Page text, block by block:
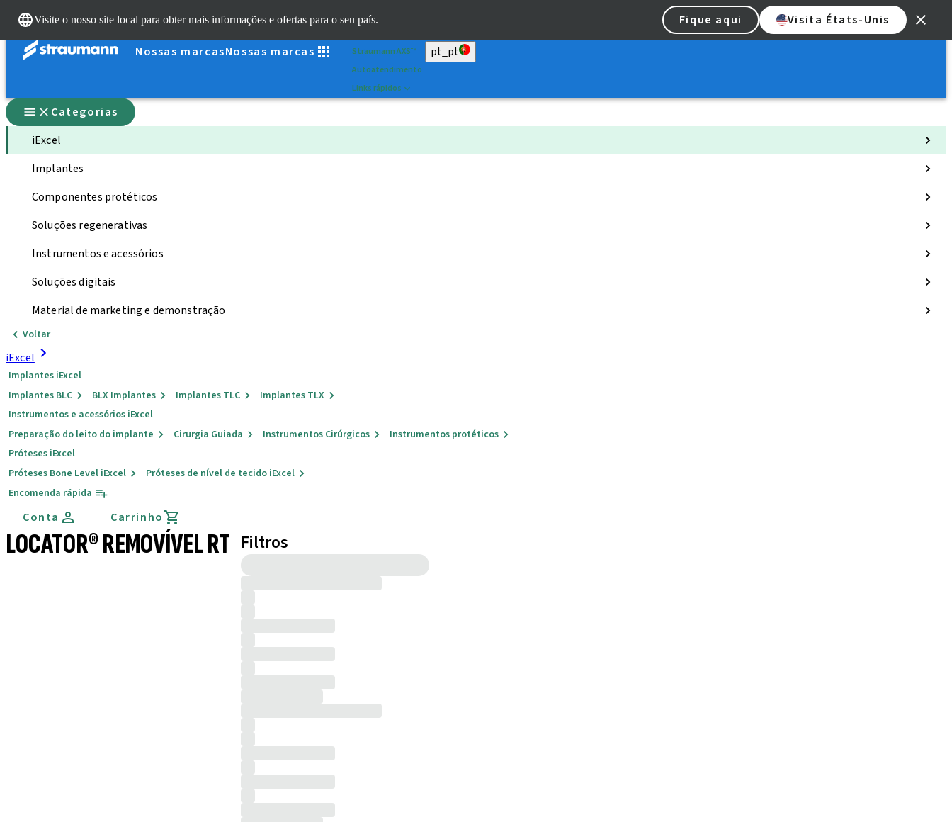
Visite o nosso site local para obter mais informações e ofertas para o seu país. Fique aqui Visita États-Unis
Nossas marcasNossas marcas
Scan&Shape
Straumann AXS™
Autoatendimento
Links rápidos
pt_pt
Categorias
iExcel
Implantes
Componentes protéticos
Soluções regenerativas
Instrumentos e acessórios
Soluções digitais
Material de marketing e demonstração
Voltar
iExcel
Implantes iExcel
Implantes BLC
BLX Implantes Implantes TLC
Implantes TLX
Instrumentos e acessórios iExcel
Preparação do leito do implante
Cirurgia Guiada Instrumentos Cirúrgicos
Instrumentos protéticos
Próteses iExcel
Próteses Bone Level iExcel
Próteses de nível de tecido iExcel
Encomenda rápida
Conta Carrinho
LOCATOR® REMOVÍVEL RT Filtros